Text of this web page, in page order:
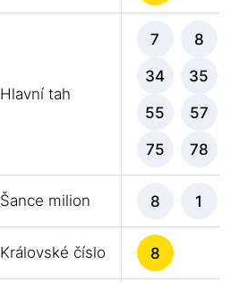
Hlavní tah
7 8
34 35
55 57
75 78
Šance milion 8 1
Královské číslo 8